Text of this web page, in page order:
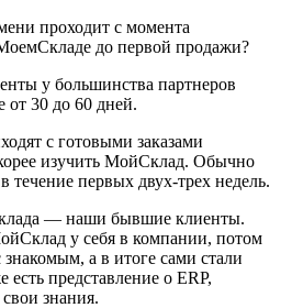
проходит с момента
до первой продажи?
у большинства партнеров
от 30 до 60 дней.
с готовыми заказами
изучить МойСклад. Обычно
течение первых двух-трех недель.
— наши бывшие клиенты.
у себя в компании, потом
знакомым, а в итоге сами стали
представление о ERP,
знания.